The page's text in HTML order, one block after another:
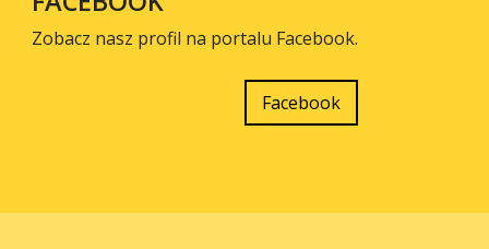
Zobacz nasz profil na portalu Facebook.
Facebook